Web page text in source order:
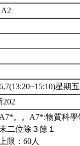
星期
202
。。A7*:物質科
二位除３餘１
限：60人